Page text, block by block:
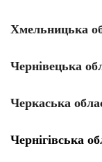
Хмельницька
Чернівецька
Черкаська
Чернігівська